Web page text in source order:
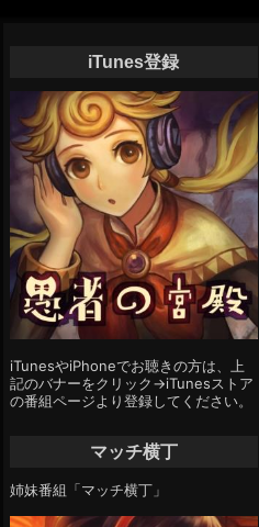
iTunes登録
iTunesやiPhoneでお聴きの方は、上
記のバナーをクリック→iTunesストア
の番組ページより登録してください。
マッチ横丁
姉妹番組「マッチ横丁」